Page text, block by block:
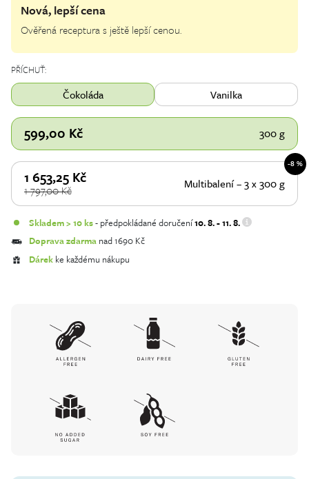
Nová, lepší cena
Ověřená receptura s ještě lepší cenou.
PŘÍCHUŤ:
Čokoláda Vanilka
599,00 Kč 300 g
1 653,25 Kč
1 797,00Kč Multibalení – 3 x 300 g
-8 %
Skladem > 10 ks- předpokládané doručení10. 8. - 11. 8.
Doprava zdarma nad 1690 Kč
Dárek ke každému nákupu